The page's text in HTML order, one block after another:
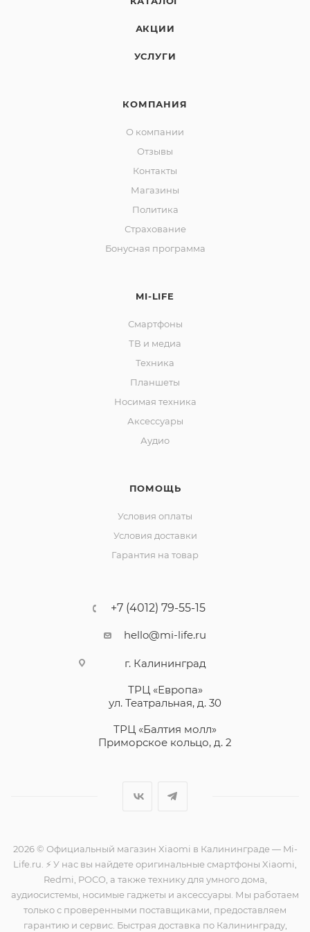
управления жилищем.
АКЦИИ
УСЛУГИ
КОМПАНИЯ
О компании
Отзывы
Контакты
Магазины
Политика
Страхование
Бонусная программа
MI-LIFE
Смартфоны
ТВ и медиа
Техника
Планшеты
Носимая техника
Аксессуары
Аудио
ПОМОЩЬ
Условия оплаты
Условия доставки
Гарантия на товар
+7 (4012) 79-55-15
hello@mi-life.ru
г. Калининград
ТРЦ «Европа»
ул. Театральная, д. 30
ТРЦ «Балтия молл»
Приморское кольцо, д. 2
2026 © Официальный магазин Xiaomi в Калининграде — Mi-
Life.ru. ⚡ У нас вы найдете оригинальные смартфоны Xiaomi,
Redmi, POCO, а также технику для умного дома,
аудиосистемы, носимые гаджеты и аксессуары. Мы работаем
только с проверенными поставщиками, предоставляем
гарантию и сервис. Быстрая доставка по Калининграду,